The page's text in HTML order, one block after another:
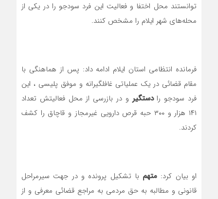
توانستند محل اختفا و فعالیت این فرد سودجو را در یکی از
محله‌های شهر ایلام را مشخص کنند.
فرمانده انتظامی استان ایلام ادامه داد: پس از هماهنگی با
مقام قضائی در یک عملیاتی غافلگیرانه و موفق پلیسی ، این
فرد سودجو رادستگیرو در بازرسی از محل فعالیتش تعداد
۱۴۱ هزار و ۳۰۰ حبه قرص دارویی غیرمجاز و قاچاق را کشف
کردند.
او بیان کرد: متهم با تشکیل پرونده و در جهت سیرمراحل
قانونی و مطالبه به حق مردمی به مراجع قضائی معرفی و از